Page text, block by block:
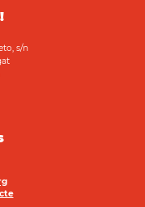
s/n